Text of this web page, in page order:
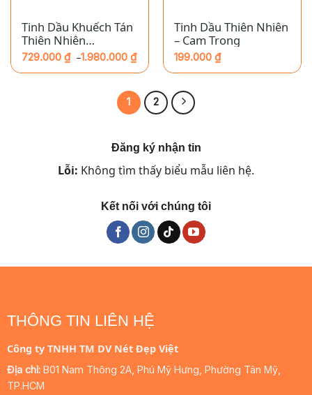
Tinh Dầu Khuếch Tán
Thiên Nhiên
MIYAKOHOME – Dưa
729.000 ₫ –1.980.000 ₫
giá:
Tinh Dầu Thiên Nhiên
– Cam Trong
199.000 ₫
1 2
Đăng ký nhận tin
Lỗi: Không tìm thấy biểu mẫu liên hệ.
Kết nối với chúng tôi
THÔNG TIN LIÊN HỆ
Công ty TNHH TM DV Nét Đẹp Việt
Địa chỉ: B01 Nam Thông 2A, Phú Mỹ Hưng, Phường Tân Mỹ,
TP.HCM